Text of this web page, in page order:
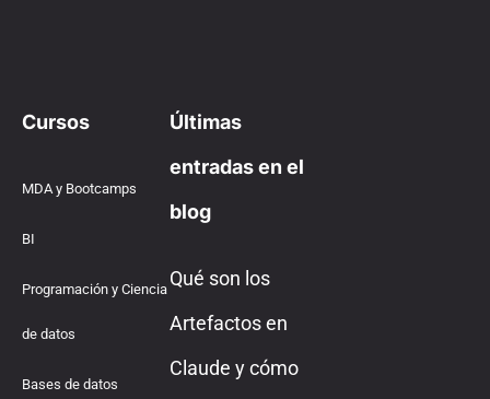
Cursos
MDA y Bootcamps
BI
Programación y Ciencia
de datos
Bases de datos
Últimas
entradas en el
blog
Qué son los
Artefactos en
Claude y cómo